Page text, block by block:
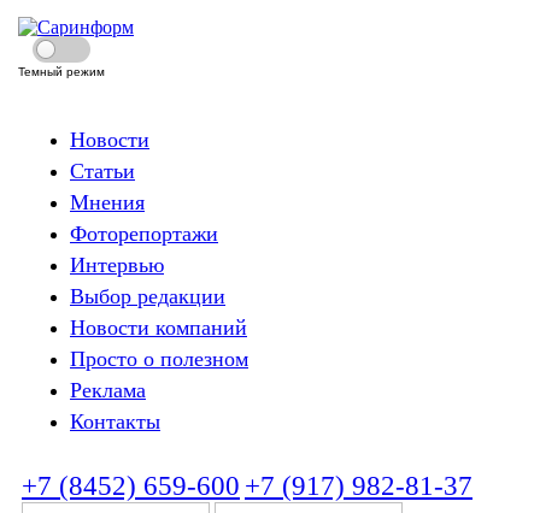
Темный режим
Новости
Статьи
Мнения
Фоторепортажи
Интервью
Выбор редакции
Новости компаний
Просто о полезном
Реклама
Контакты
+7 (8452) 659-600 +7 (917) 982-81-37